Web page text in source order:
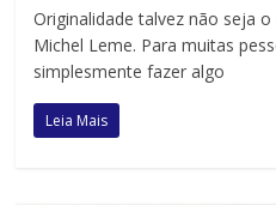
Originalidade talvez não seja
Michel Leme. Para muitas
simplesmente fazer algo
Leia Mais